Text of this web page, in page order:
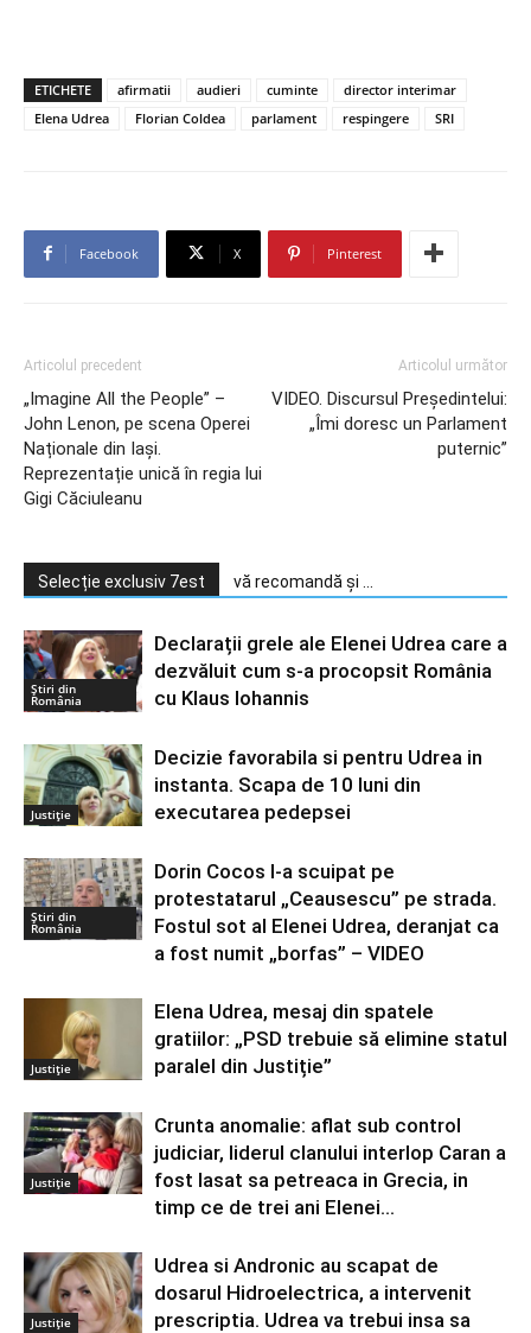
ETICHETE afirmatii audieri cuminte
director interimar
Elena Udrea
Florian Coldea parlament respingere SRI
Facebook X Pinterest
Articolul precedent
„Imagine All the People” –
John Lenon, pe scena Operei
Naționale din Iași.
Reprezentație unică în regia lui
Gigi Căciuleanu
Articolul următor
VIDEO. Discursul Președintelui:
„Îmi doresc un Parlament
puternic”
Selecție exclusiv 7est vă recomandă și ...
Știri din
România
Declarații grele ale Elenei Udrea care a
dezvăluit cum s-a procopsit România
cu Klaus Iohannis
Justiție
Decizie favorabila si pentru Udrea in
instanta. Scapa de 10 luni din
executarea pedepsei
Știri din
România
Dorin Cocos l-a scuipat pe
protestatarul „Ceausescu” pe strada.
Fostul sot al Elenei Udrea, deranjat ca
a fost numit „borfas” – VIDEO
Justiție
Elena Udrea, mesaj din spatele
gratiilor: „PSD trebuie să elimine statul
paralel din Justiție”
Justiție
Crunta anomalie: aflat sub control
judiciar, liderul clanului interlop Caran a
fost lasat sa petreaca in Grecia, in
timp ce de trei ani Elenei...
Justiție
Udrea si Andronic au scapat de
dosarul Hidroelectrica, a intervenit
prescriptia. Udrea va trebui insa sa